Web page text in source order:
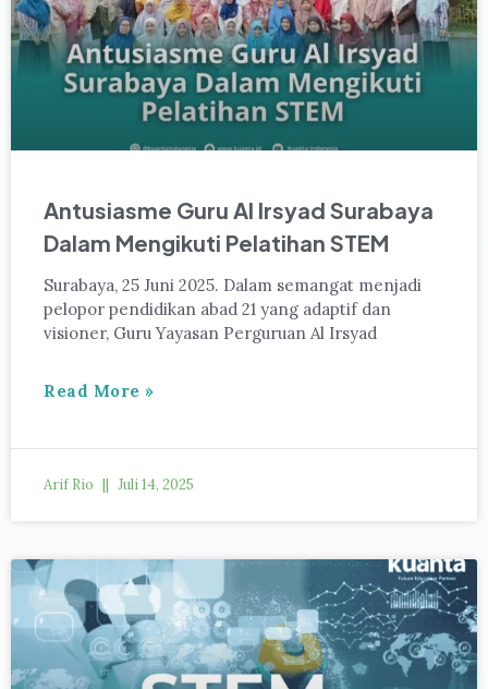
Antusiasme Guru Al Irsyad Surabaya
Dalam Mengikuti Pelatihan STEM
Surabaya, 25 Juni 2025. Dalam semangat menjadi
pelopor pendidikan abad 21 yang adaptif dan
visioner, Guru Yayasan Perguruan Al Irsyad
Read More »
Arif Rio Juli 14, 2025